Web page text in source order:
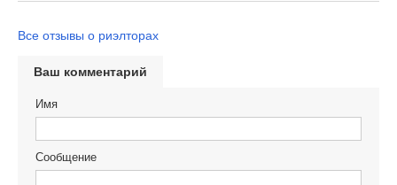
Все отзывы о риэлторах
Ваш комментарий
Имя
Сообщение